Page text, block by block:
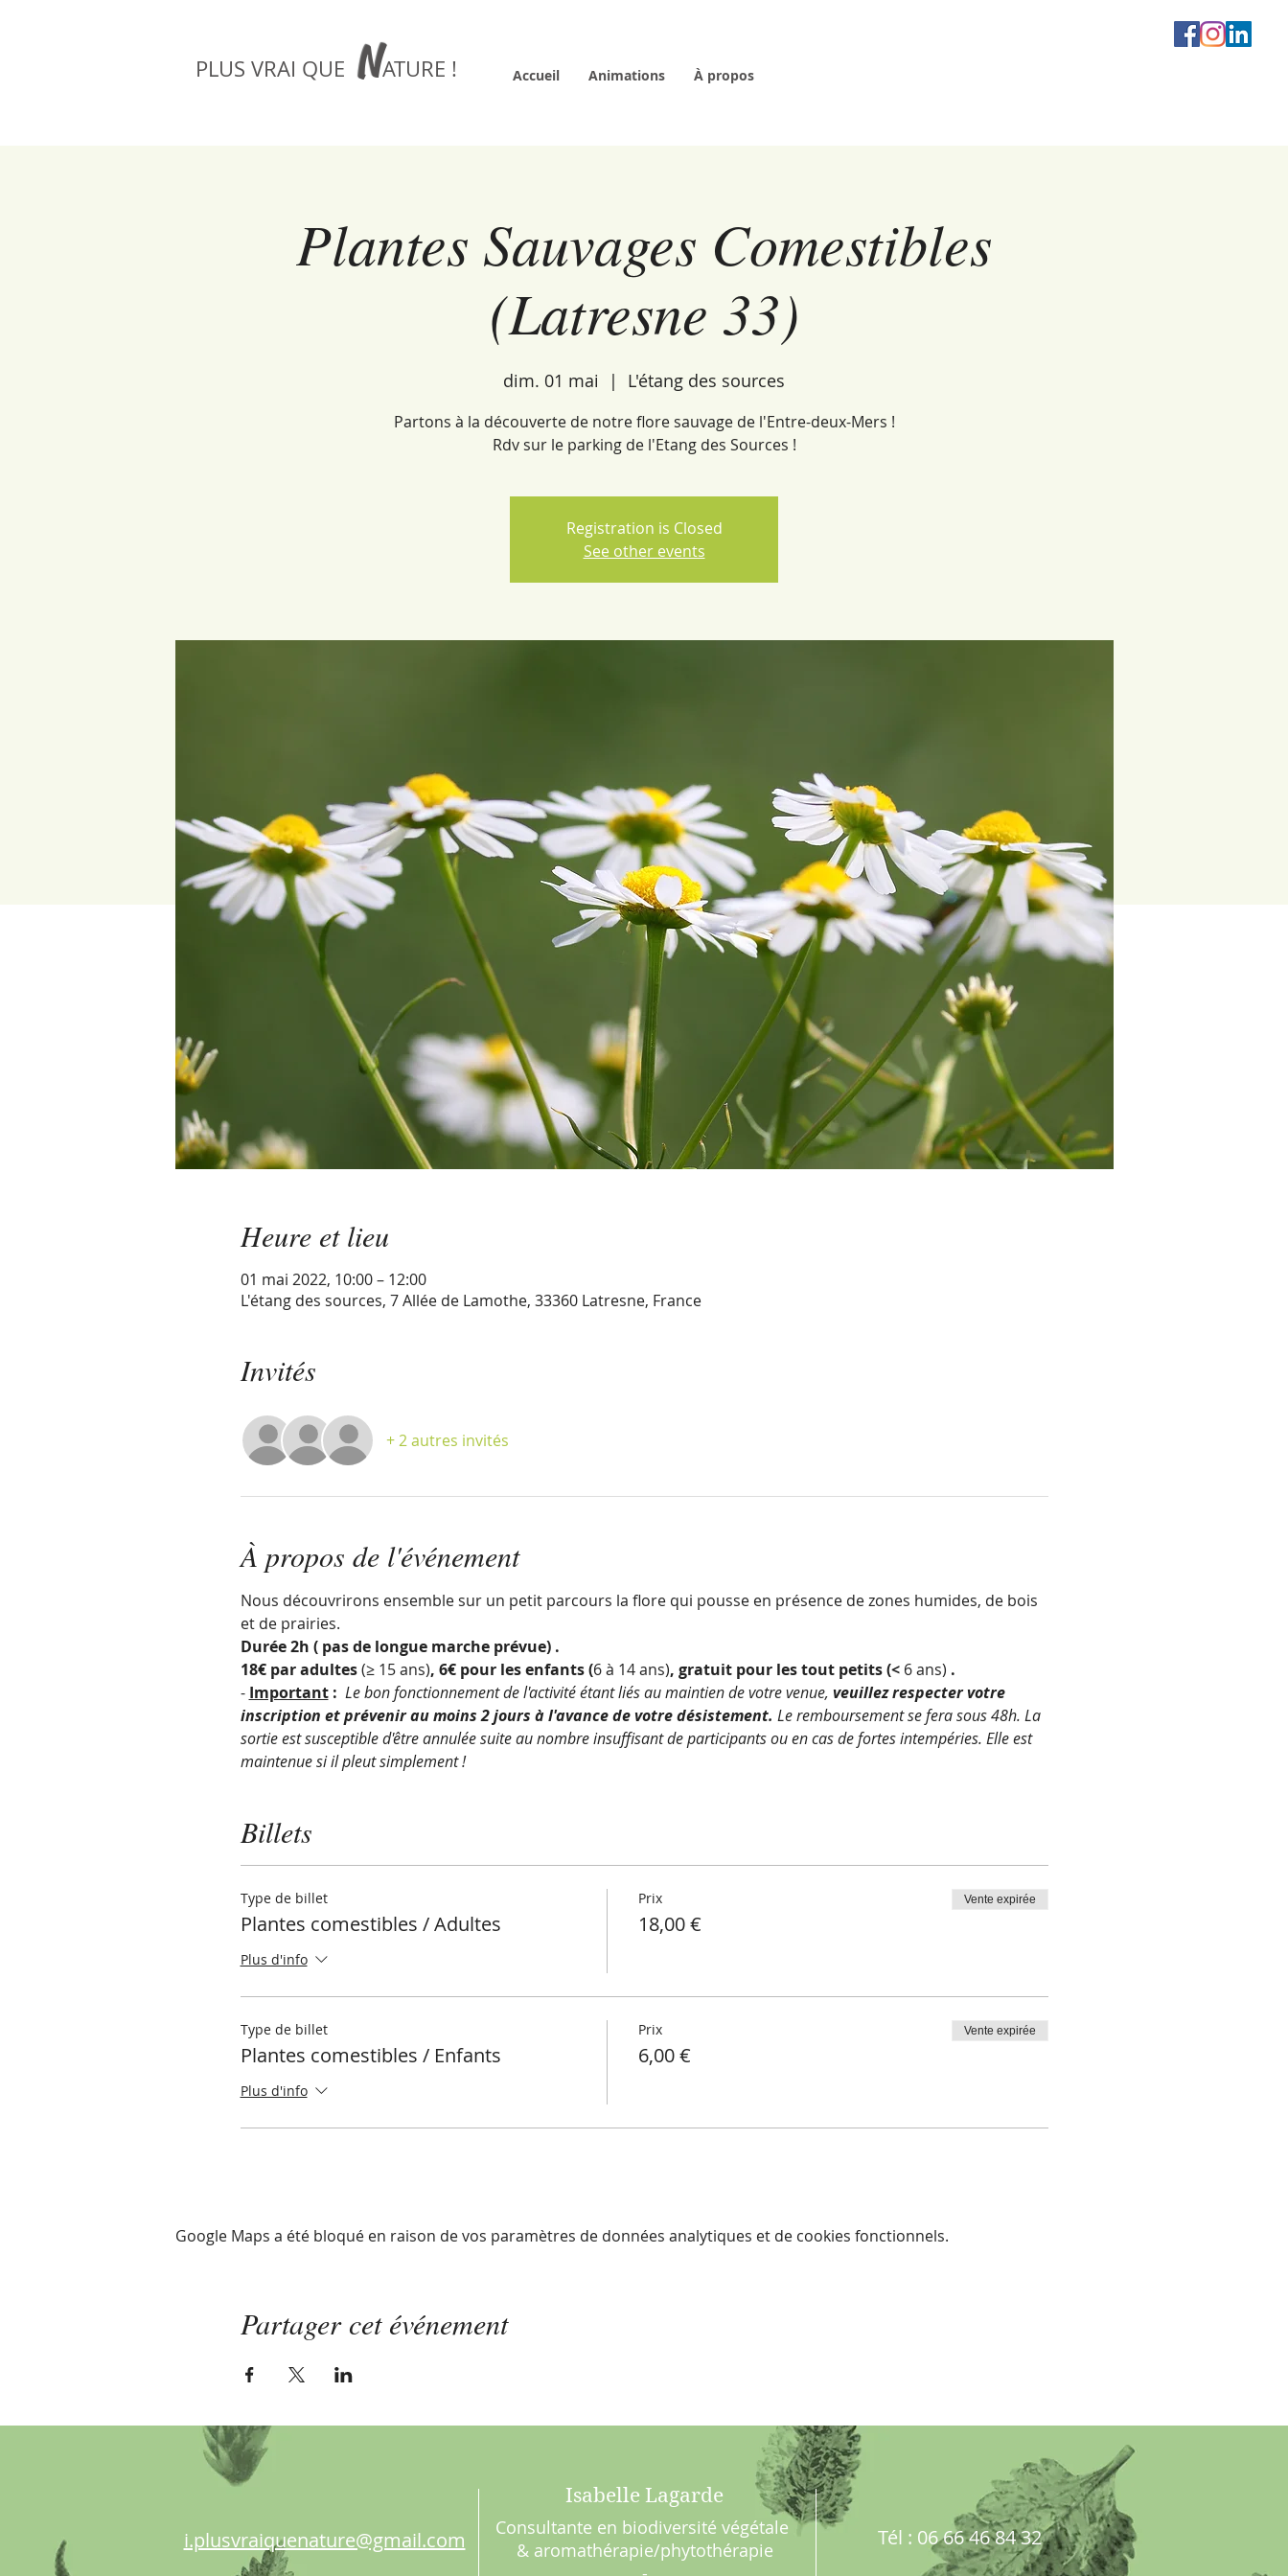
PLUS VRAI QUE NATURE ! Accueil Animations À propos
Plantes Sauvages Comestibles
(Latresne 33)
dim. 01 mai
  |
L'étang des sources
Partons à la découverte de notre flore sauvage de l'Entre-deux-Mers !
Rdv sur le parking de l'Etang des Sources !
Registration is Closed
See other events
Heure et lieu
01 mai 2022, 10:00 – 12:00
L'étang des sources, 7 Allée de Lamothe, 33360 Latresne, France
Invités
+ 2 autres invités
À propos de l'événement
Nous découvrirons ensemble sur un petit parcours la flore qui pousse en présence de zones humides, de bois
et de prairies.
Durée 2h ( pas de longue marche prévue) .
18€ par adultes (≥ 15 ans), 6€ pour les enfants (6 à 14 ans), gratuit pour les tout petits (< 6 ans) .
- Important : Le bon fonctionnement de l'activité étant liés au maintien de votre venue, veuillez respecter votre
inscription et prévenir au moins 2 jours à l'avance de votre désistement. Le remboursement se fera sous 48h. La
sortie est susceptible d'être annulée suite au nombre insuffisant de participants ou en cas de fortes intempéries. Elle est
maintenue si il pleut simplement !
Billets
Type de billet
Plantes comestibles / Adultes
Plus d'info
Prix
18,00 €
Vente expirée
Type de billet
Plantes comestibles / Enfants
Plus d'info
Prix
6,00 €
Vente expirée
Google Maps a été bloqué en raison de vos paramètres de données analytiques et de cookies fonctionnels.
Partager cet événement
Isabelle Lagarde
i.plusvraiquenature@gmail.com
Consultante en biodiversité végétale
& aromathérapie/phytothérapie
Tél : 06 66 46 84 32